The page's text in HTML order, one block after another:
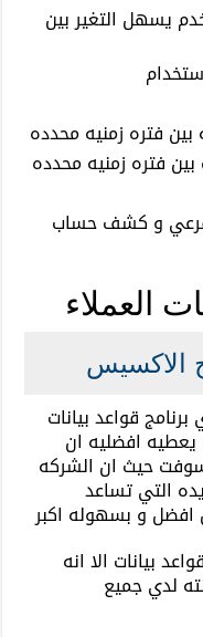
يسهل التغير بين
فتره زمنيه محدده
فتره زمنيه محدده
فرعي و كشف حساب
العملاء
الاكسيس
قواعد بيانات
يعطيه افضليه ان
حيث ان الشركه
التي تساعد
افضل و بسهوله اكبر
بيانات الا انه
لدي جميع